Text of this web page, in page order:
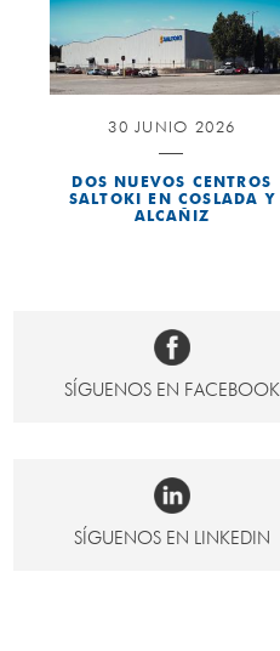
30 JUNIO 2026
DOS NUEVOS CENTROS
SALTOKI EN COSLADA Y
ALCAÑIZ
SÍGUENOS EN FACEBOOK
SÍGUENOS EN LINKEDIN